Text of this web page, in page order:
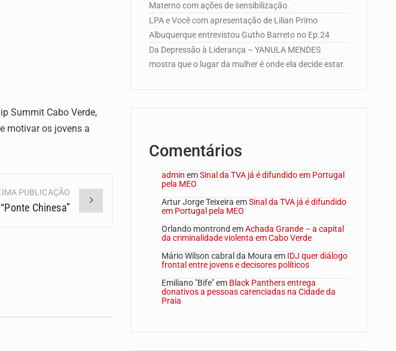
Summit Cabo Verde,
motivar os jovens a
PUBLICAÇÃO
Chinesa”
Materno com ações de sensibilização.
LPA e Você com apresentação de Lilian Primo
Albuquerque entrevistou Gutho Barreto no Ep.24
Da Depressão à Liderança – YANULA MENDES
mostra que o lugar da mulher é onde ela decide estar.
Comentários
admin emSinal da TVA já é difundido em Portugal
pela MEO
Artur Jorge Teixeira emSinal da TVA já é difundido
em Portugal pela MEO
Orlando montrond emAchada Grande – a capital
da criminalidade violenta em Cabo Verde
Mário Wilson cabral da Moura em IDJ quer diálogo
frontal entre jovens e decisores políticos
Emiliano "Bife"em Black Panthers entrega
donativos a pessoas carenciadas na Cidade da
Praia